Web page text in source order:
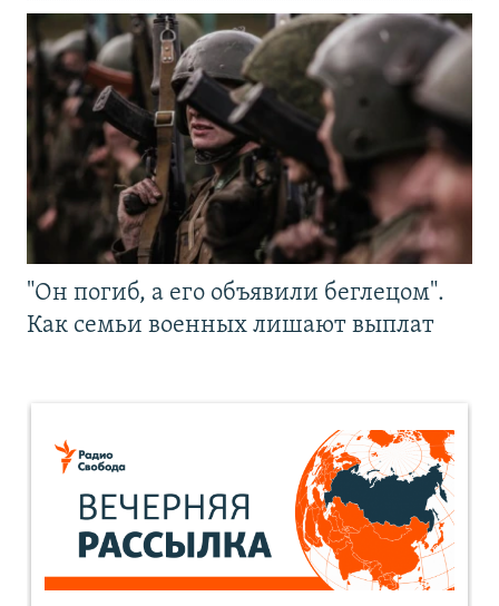
"Он погиб, а его объявили беглецом".
Как семьи военных лишают выплат